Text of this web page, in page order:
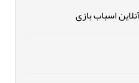
اسباب بازی